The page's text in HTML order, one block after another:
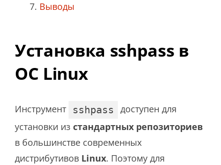
Выводы
Установка sshpass в
ОС Linux
Инструмент sshpass
доступен для
установки из стандартных репозиториев
в большинстве современных
дистрибутивов Linux. Поэтому для